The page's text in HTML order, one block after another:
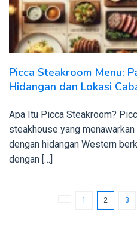
Picca Steakroom Menu:
Hidangan dan Lokasi
Apa Itu Picca Steakroom?
steakhouse yang
dengan hidangan Western
dengan […]
1 2 3